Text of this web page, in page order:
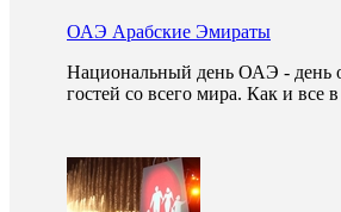
ОАЭ Арабские Эмираты
Национальный день ОАЭ - день
гостей со всего мира. Как и все